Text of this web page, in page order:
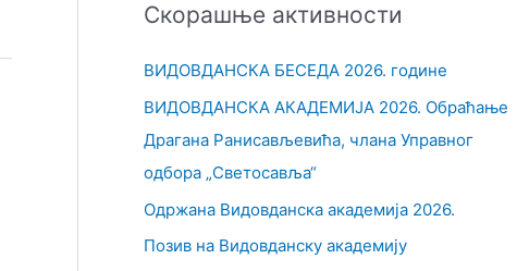
т
р
а
:
Скорашње активности
ВИДОВДАНСКА БЕСЕДА 2026. године
ВИДОВДАНСКА АКАДЕМИЈА 2026. Обраћање
Драгана Ранисављевића, члана Управног
одбора „Светосавља“
Одржана Видовданска академија 2026.
Позив на Видовданску академију